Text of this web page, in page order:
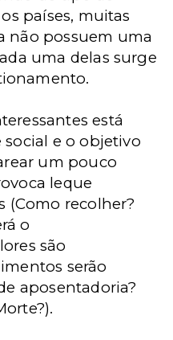
países, muitas
não possuem uma
uma delas surge
está
e o objetivo
um pouco
leque
(Como recolher?
o
são
serão
aposentadoria?